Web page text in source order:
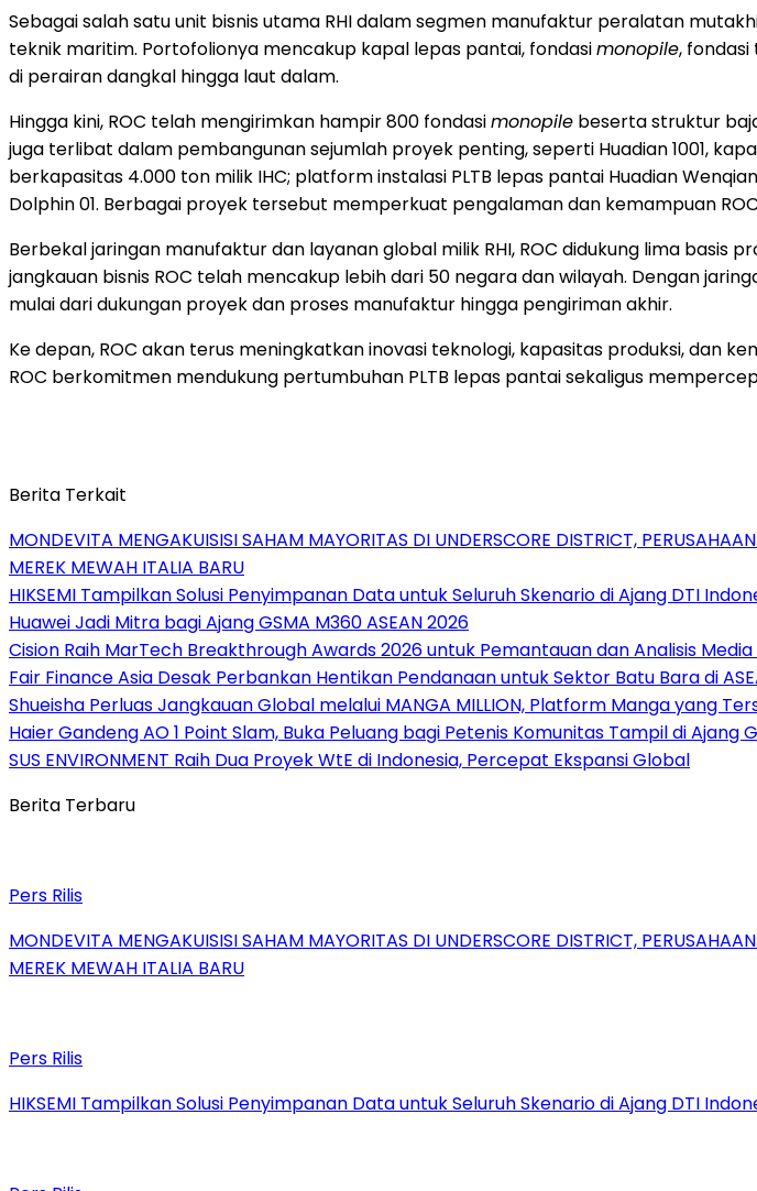
Sebagai salah satu unit bisnis utama RHI dalam segmen manufaktur peralatan
teknik maritim. Portofolionya mencakup kapal lepas pantai, fondasimonopile, fondasi
di perairan dangkal hingga laut dalam.
Hingga kini, ROC telah mengirimkan hampir 800 fondasimonopile beserta struktur
juga terlibat dalam pembangunan sejumlah proyek penting, seperti Huadian 1001,
berkapasitas 4.000 ton milik IHC; platform instalasi PLTB lepas pantai Huadian
Dolphin 01. Berbagai proyek tersebut memperkuat pengalaman dan kemampuan
Berbekal jaringan manufaktur dan layanan global milik RHI, ROC didukung lima basis
jangkauan bisnis ROC telah mencakup lebih dari 50 negara dan wilayah. Dengan
mulai dari dukungan proyek dan proses manufaktur hingga pengiriman akhir.
Ke depan, ROC akan terus meningkatkan inovasi teknologi, kapasitas produksi, dan
ROC berkomitmen mendukung pertumbuhan PLTB lepas pantai sekaligus
Berita Terkait
MONDEVITA MENGAKUISISI SAHAM MAYORITAS DI UNDERSCORE DISTRICT,
MEREK MEWAH ITALIA BARU
HIKSEMI Tampilkan Solusi Penyimpanan Data untuk Seluruh Skenario di Ajang DTI
Huawei Jadi Mitra bagi Ajang GSMA M360 ASEAN 2026
Cision Raih MarTech Breakthrough Awards 2026 untuk Pemantauan dan Analisis Media
Fair Finance Asia Desak Perbankan Hentikan Pendanaan untuk Sektor Batu Bara di
Shueisha Perluas Jangkauan Global melalui MANGA MILLION, Platform Manga yang
Haier Gandeng AO 1 Point Slam, Buka Peluang bagi Petenis Komunitas Tampil di Ajang
SUS ENVIRONMENT Raih Dua Proyek WtE di Indonesia, Percepat Ekspansi Global
Berita Terbaru
Pers Rilis
MONDEVITA MENGAKUISISI SAHAM MAYORITAS DI UNDERSCORE DISTRICT,
MEREK MEWAH ITALIA BARU
Pers Rilis
HIKSEMI Tampilkan Solusi Penyimpanan Data untuk Seluruh Skenario di Ajang DTI